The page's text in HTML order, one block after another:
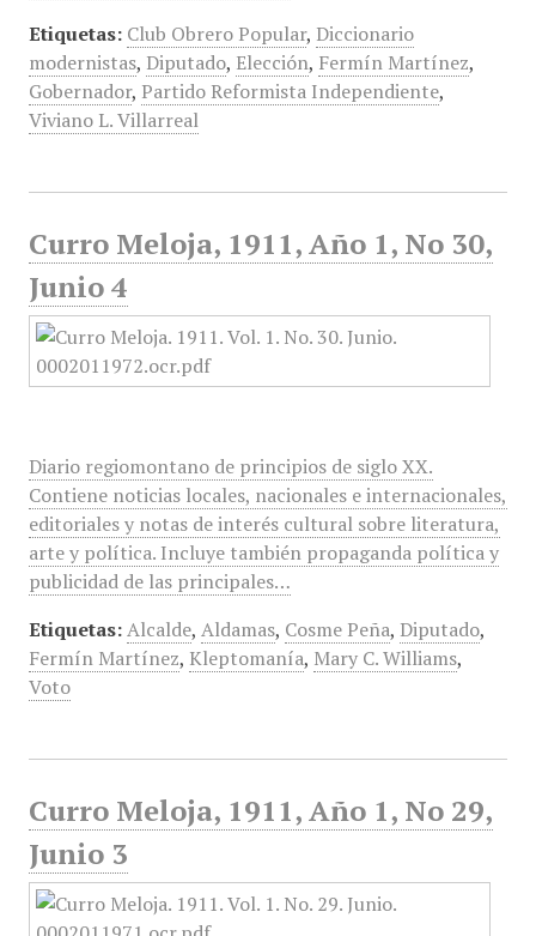
Etiquetas: Club Obrero Popular, Diccionario
modernistas, Diputado, Elección, Fermín Martínez,
Gobernador, Partido Reformista Independiente,
Viviano L. Villarreal
Curro Meloja, 1911, Año 1, No 30,
Junio 4
Diario regiomontano de principios de siglo XX.
Contiene noticias locales, nacionales e internacionales,
editoriales y notas de interés cultural sobre literatura,
arte y política. Incluye también propaganda política y
publicidad de las principales…
Etiquetas: Alcalde, Aldamas, Cosme Peña, Diputado,
Fermín Martínez, Kleptomanía, Mary C. Williams,
Voto
Curro Meloja, 1911, Año 1, No 29,
Junio 3